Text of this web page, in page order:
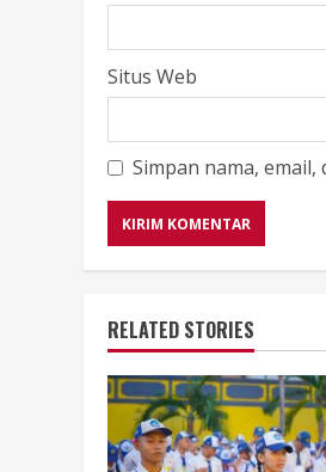
Situs Web
Simpan nama,
RELATED STORIES